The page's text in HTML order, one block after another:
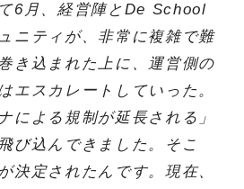
6月、経営陣とDe School
ニティが、非常に複雑で難
き込まれた上に、運営側の
エスカレートしていった。
による規制が延長される」
び込んできました。そこ
決定されたんです。現在、